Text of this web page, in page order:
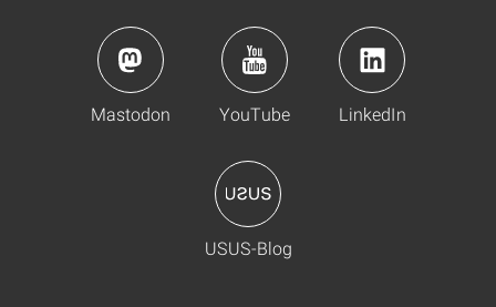
Mastodon YouTube LinkedIn
USUS-Blog